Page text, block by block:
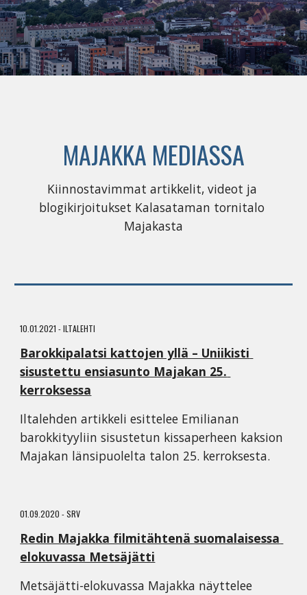
MAJAKKA MEDIASSA
Kiinnostavimmat artikkelit, videot ja
blogikirjoitukset Kalasataman tornitalo
Majakasta
10.01.2021 - ILTALEHTI
Barokkipalatsi kattojen yllä – Uniikisti
sisustettu ensiasunto Majakan 25.
kerroksessa
Iltalehden artikkeli esittelee Emilianan
barokkityyliin sisustetun kissaperheen kaksion
Majakan länsipuolelta talon 25. kerroksesta.
01.09.2020 - SRV
Redin Majakka filmitähtenä suomalaisessa
elokuvassa Metsäjätti
Metsäjätti-elokuvassa Majakka näyttelee